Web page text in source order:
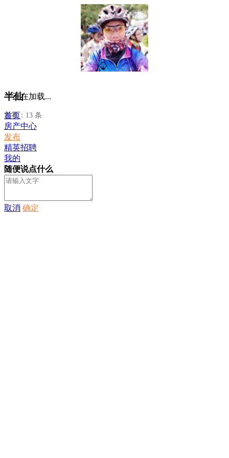
半仙
发布：13 条
正在加载...
首页
房产中心
发布
精英招聘
我的
随便说点什么
取消 确定